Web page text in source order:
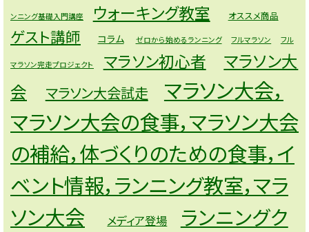
ンニング基礎入門講座 ウォーキング教室 オススメ商品
ゲスト講師 コラム ゼロから始めるランニング フルマラソン フル
マラソン完走プロジェクト マラソン初心者
マラソン大
会
マラソン大会試走
マラソン大会，
マラソン大会の食事，マラソン大会
の補給，体づくりのための食事，イ
ベント情報，ランニング教室，マラ
ソン大会
メディア登場
ランニングク